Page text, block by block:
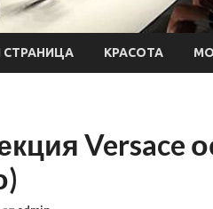
СТРАНИЦА КРАСОТА
Versace